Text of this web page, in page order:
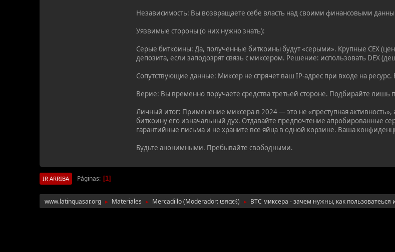
Независимость: Вы возвращаете себе власть над своими финансовыми
Уязвимые стороны (о них нужно знать):
Серые биткоины: Да, полученные биткоины будут «серыми». Крупные CEX
депозита, если заподозрят связь с миксером. Решение: использовать DEX
Сопутствующие данные: Миксер не спрячет ваш IP-адрес при входе на ресурс.
Верие: Вы временно поручаете средства третьей стороне. Подбирайте лишь
Личный итог: Применение миксера в 2024 — это не «преступная
биткоину его изначальный дух. Отдавайте предпочтение апробированные
гарантийные письма и не храните все яйца в одной корзине. Ваша
Будьте анонимными. Пребывайте свободными.
IR ARRIBA Páginas 1
www.latinquasar.org ► Materiales ► Mercadillo(Moderador: ιѕяαєℓ) ►
BTC миксера - зачем нужны, как пользоватеься